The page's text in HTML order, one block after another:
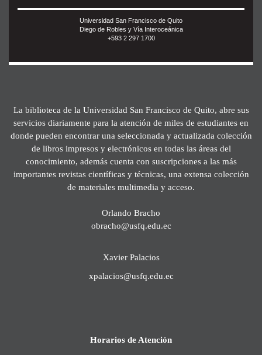
Universidad San Francisco de Quito
Diego de Robles y Vía Interoceánica
+593 2 297 1700
La biblioteca de la Universidad San Francisco de Quito, abre sus
servicios diariamente para la atención de miles de estudiantes en
donde pueden encontrar una seleccionada y actualizada colección
de libros impresos y electrónicos en todas las áreas del
conocimiento, además cuenta con suscripciones a las más
importantes revistas científicas y técnicas, una extensa colección
de materiales multimedia y acceso.
Orlando Bracho
obracho@usfq.edu.ec
Xavier Palacios
xpalacios@usfq.edu.ec
Horarios de Atención